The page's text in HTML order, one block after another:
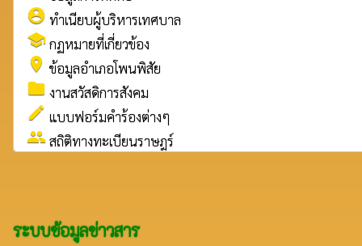
account_circle ทำเนียบผู้บริหารเทศบาล
school กฏหมายที่เกี่ยวข้อง
place ข้อมูลอำเภอโพนพิสัย
folder งานสวัสดิการสังคม
create แบบฟอร์มคำร้องต่างๆ
group สถิติทางทะเบียนราษฎร์
ระบบข้อมูลข่าวสาร